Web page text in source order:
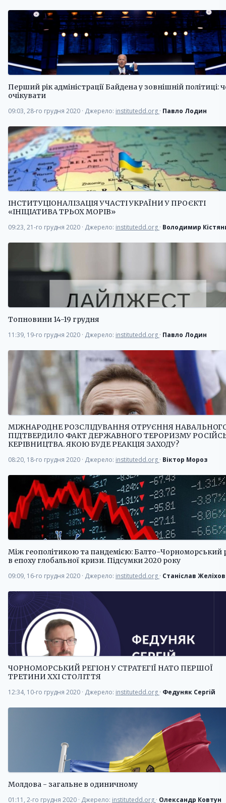
Перший рік адміністрації Байдена у зовнішній політиці:
очікувати
09:03, 28-го грудня 2020 · Джерело: institutedd.org · Павло Лодин
ІНСТИТУЦІОНАЛІЗАЦІЯ УЧАСТІ УКРАЇНИ У ПРОЄКТІ
«ІНІЦІАТИВА ТРЬОХ МОРІВ»
09:23, 21-го грудня 2020 · Джерело: institutedd.org · Володимир
Топновини 14-19 грудня
11:39, 19-го грудня 2020 · Джерело: institutedd.org · Павло Лодин
МІЖНАРОДНЕ РОЗСЛІДУВАННЯ ОТРУЄННЯ
ПІДТВЕРДИЛО ФАКТ ДЕРЖАВНОГО ТЕРОРИЗМУ
КЕРІВНИЦТВА. ЯКОЮ БУДЕ РЕАКЦІЯ ЗАХОДУ?
08:20, 18-го грудня 2020 · Джерело: institutedd.org · Віктор Мороз
Між геополітикою та пандемією: Балто-Чорноморський
в епоху глобальної кризи. Підсумки 2020 року
09:09, 16-го грудня 2020 · Джерело: institutedd.org · Станіслав
ЧОРНОМОРСЬКИЙ РЕГІОН У СТРАТЕГІЇ НАТО ПЕРШОЇ
ТРЕТИНИ ХХІ СТОЛІТТЯ
12:34, 10-го грудня 2020 · Джерело: institutedd.org · Федуняк Сергій
Молдова - загальне в одиничному
01:11, 2-го грудня 2020 · Джерело: institutedd.org · Олександр Ковтун